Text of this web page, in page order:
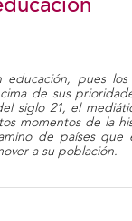
educación, pues
de sus
siglo 21, el
momentos de la
de países que
a su población.